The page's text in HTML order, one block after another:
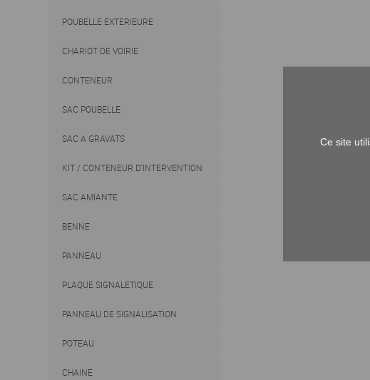
POUBELLE EXTERIEURE
CHARIOT DE VOIRIE
CONTENEUR
SAC POUBELLE
SAC A GRAVATS
KIT / CONTENEUR D'INTERVENTION
SAC AMIANTE
BENNE
PANNEAU
PLAQUE SIGNALETIQUE
PANNEAU DE SIGNALISATION
POTEAU
CHAINE
Ce site